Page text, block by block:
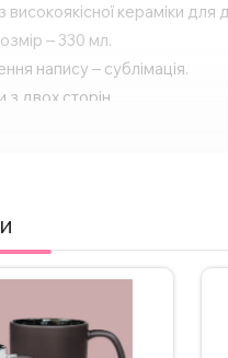
кераміки для
– 330 мл.
напису – сублімація.
з двох сторін.
чашки з індивідуальним
надсилаємо у Телеграм/